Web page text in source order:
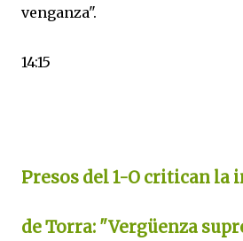
venganza".
14:15
Presos del 1-O critican
de Torra: "Vergüenza